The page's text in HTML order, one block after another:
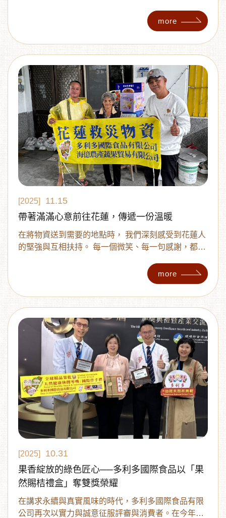
讚獎」、「醍醐珍饌獎」、「醍醐人氣獎」得主出
爐，值得一提的是多利多國際食品有限公司及維格餅
家股份有限公司商品均同時獲得金讚獎及人氣獎。
more
[2025]
11.15
帶著滿滿心意前往花蓮，傳遞一份溫暖
在將物資送到需要的地點時， 我們深刻感受到花蓮人
的堅強與互相扶持。 每一個微笑、每一句感謝，都是
more
[2025]
10.31
果香綻放的綠色匠心──多利多國際食品以「果
然賜桔禮盒」奪雙獎榮耀
在講求永續與真實風味的時代，多利多國際食品有限
公司再次以實力與誠意征服評審與消費者。在今年